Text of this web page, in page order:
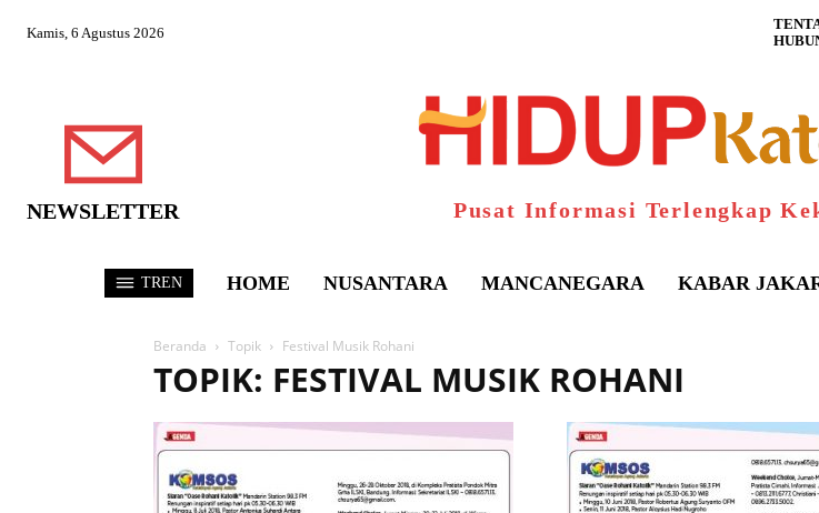
Kamis, 6 Agustus 2026
NEWSLETTER Pusat Informasi Terlengkap
TREN HOME NUSANTARA MANCANEGARA KABAR
Beranda Topik Festival Musik Rohani
TOPIK: FESTIVAL MUSIK ROHANI